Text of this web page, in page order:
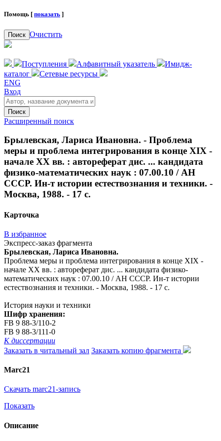
Помощь [ показать ]
Поиск Очистить
Поступления Алфавитный указатель
Имидж-
каталог
Сетевые ресурсы
ENG
Вход
Поиск
Расширенный поиск
Брылевская, Лариса Ивановна. - Проблема
меры и проблема интегрирования в конце XIX -
начале XX вв. : автореферат дис. ... кандидата
физико-математических наук : 07.00.10 / АН
СССР. Ин-т истории естествознания и техники. -
Москва, 1988. - 17 с.
Карточка
В избранное
Экспресс-заказ фрагмента
Брылевская, Лариса Ивановна.
Проблема меры и проблема интегрирования в конце XIX -
начале XX вв. : автореферат дис. ... кандидата физико-
математических наук : 07.00.10 / АН СССР. Ин-т истории
естествознания и техники. - Москва, 1988. - 17 с.
История науки и техники
Шифр хранения:
FB 9 88-3/110-2
FB 9 88-3/111-0
К диссертации
Заказать в читальный зал Заказать копию фрагмента
Marc21
Скачать marc21-запись
Показать
Описание